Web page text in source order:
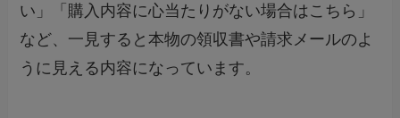
い」「購入内容に心当たりがない場合はこちら」
など、一見すると本物の領収書や請求メールのよ
うに見える内容になっています。